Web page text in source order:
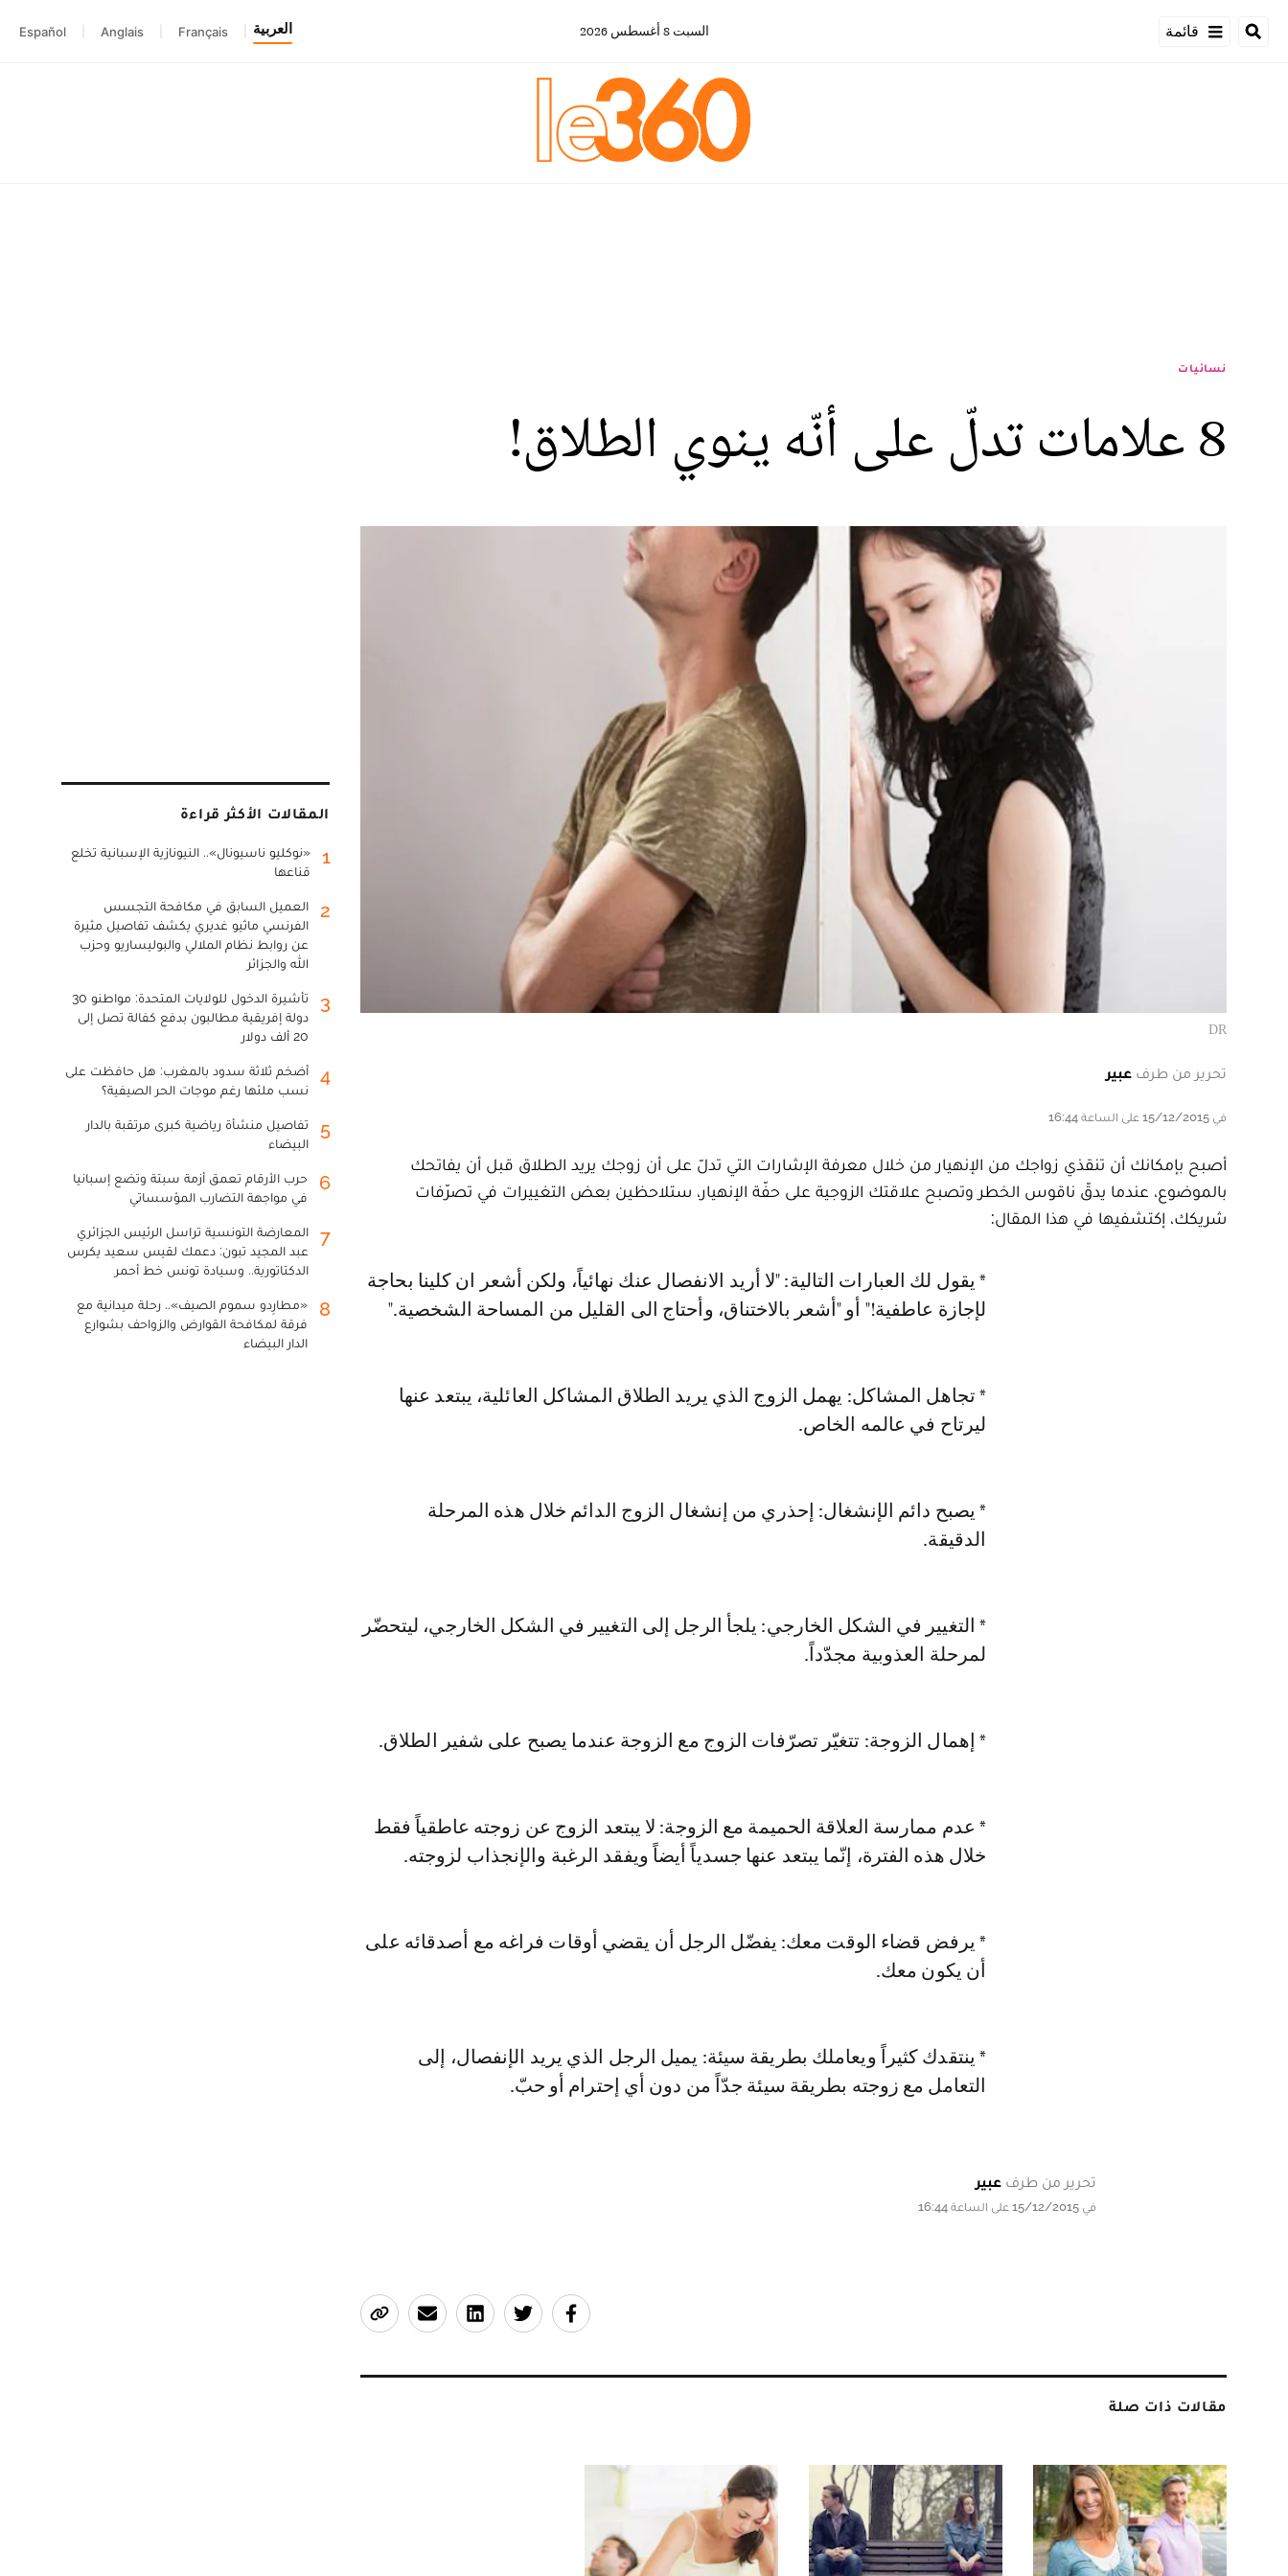
قائمة السبت 8 أغسطس 2026 العربية Français
Anglais
Español
نسائيات
8 علامات تدلّ على أنّه ينوي الطلاق!
DR
تحرير من طرف عبير
في 15/12/2015 على الساعة 16:44
أصبح بإمكانك أن تنقذي زواجك من الإنهيار من خلال معرفة الإشارات التي تدلّ على أن زوجك يريد الطلاق قبل أن يفاتحك
بالموضوع، عندما يدقّ ناقوس الخطر وتصبح علاقتك الزوجية على حفّة الإنهيار، ستلاحظين بعض التغييرات في تصرّفات
شريكك، إكتشفيها في هذا المقال:
* يقول لك العبارات التالية: "لا أريد الانفصال عنك نهائياً، ولكن أشعر ان كلينا بحاجة
لإجازة عاطفية!" أو "أشعر بالاختناق، وأحتاج الى القليل من المساحة الشخصية."
* تجاهل المشاكل: يهمل الزوج الذي يريد الطلاق المشاكل العائلية، يبتعد عنها
ليرتاح في عالمه الخاص.
* يصبح دائم الإنشغال: إحذري من إنشغال الزوج الدائم خلال هذه المرحلة
الدقيقة.
* التغيير في الشكل الخارجي: يلجأ الرجل إلى التغيير في الشكل الخارجي، ليتحضّر
لمرحلة العذوبية مجدّداً.
* إهمال الزوجة: تتغيّر تصرّفات الزوج مع الزوجة عندما يصبح على شفير الطلاق.
* عدم ممارسة العلاقة الحميمة مع الزوجة: لا يبتعد الزوج عن زوجته عاطقياً فقط
خلال هذه الفترة، إنّما يبتعد عنها جسدياً أيضاً ويفقد الرغبة والإنجذاب لزوجته.
* يرفض قضاء الوقت معك: يفضّل الرجل أن يقضي أوقات فراغه مع أصدقائه على
أن يكون معك.
* ينتقدك كثيراً ويعاملك بطريقة سيئة: يميل الرجل الذي يريد الإنفصال، إلى
التعامل مع زوجته بطريقة سيئة جدّاً من دون أي إحترام أو حبّ.
تحرير من طرف عبير
في 15/12/2015 على الساعة 16:44
مقالات ذات صلة
المقالات الأكثر قراءة
1
«نوكليو ناسيونال».. النيونازية الإسبانية تخلع
قناعها
2
العميل السابق في مكافحة التجسس
الفرنسي ماثيو غديري يكشف تفاصيل مثيرة
عن روابط نظام الملالي والبوليساريو وحزب
الله والجزائر
3
تأشيرة الدخول للولايات المتحدة: مواطنو 30
دولة إفريقية مطالبون بدفع كفالة تصل إلى
20 ألف دولار
4
أضخم ثلاثة سدود بالمغرب: هل حافظت على
نسب ملئها رغم موجات الحر الصيفية؟
5
تفاصيل منشأة رياضية كبرى مرتقبة بالدار
البيضاء
6
حرب الأرقام تعمق أزمة سبتة وتضع إسبانيا
في مواجهة التضارب المؤسساتي
7
المعارضة التونسية تراسل الرئيس الجزائري
عبد المجيد تبون: دعمك لقيس سعيد يكرس
الدكتاتورية.. وسيادة تونس خط أحمر
8
«مطارِدو سموم الصيف».. رحلة ميدانية مع
فرقة لمكافحة القوارض والزواحف بشوارع
الدار البيضاء